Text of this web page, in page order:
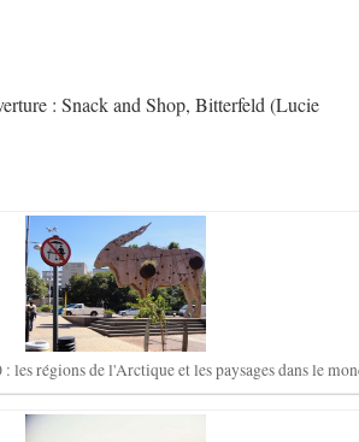
: Snack and Shop, Bitterfeld (Lucie
les régions de l'Arctique et les paysages dans le